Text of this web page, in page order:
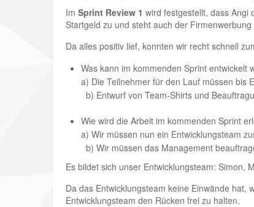
Im Sprint Review 1 wird festgestellt, dass Angi
Startgeld zu und steht auch der
Da alles positiv lief, konnten wir recht schnell
Was kann im kommenden Sprint entwickelt
a) Die Teilnehmer für den Lauf müssen bis
b) Entwurf von Team-Shirts und
Wie wird die Arbeit im kommenden Sprint
a) Wir müssen nun ein Entwicklungsteam
b) Wir müssen das Management
Es bildet sich unser Entwicklungsteam: Simon,
Da das Entwicklungsteam keine Einwände hat,
Entwicklungs­team den Rücken frei zu halten.